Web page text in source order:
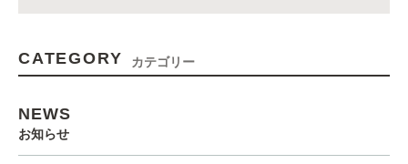
CATEGORY カテゴリー
NEWS
お知らせ